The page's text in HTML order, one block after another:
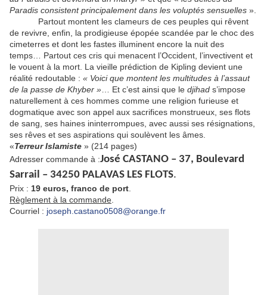
Paradis consistent principalement dans les voluptés sensuelles ».
Partout montent les clameurs de ces peuples qui rêvent
de revivre, enfin, la prodigieuse épopée scandée par le choc des
cimeterres et dont les fastes illuminent encore la nuit des
temps… Partout ces cris qui menacent l’Occident, l’invectivent et
le vouent à la mort. La vieille prédiction de Kipling devient une
réalité redoutable : « Voici que montent les multitudes à l’assaut
de la passe de Khyber » … Et c’est ainsi que le djihad s’impose
naturellement à ces hommes comme une religion furieuse et
dogmatique avec son appel aux sacrifices monstrueux, ses flots
de sang, ses haines ininterrompues, avec aussi ses résignations,
ses rêves et ses aspirations qui soulèvent les âmes.
«Terreur Islamiste » (214 pages)
Adresser commande à :José CASTANO – 37, Boulevard
Sarrail – 34250 PALAVAS LES FLOTS.
Prix : 19 euros, franco de port
Règlement à la commande
Courriel : joseph.castano0508@orange.fr